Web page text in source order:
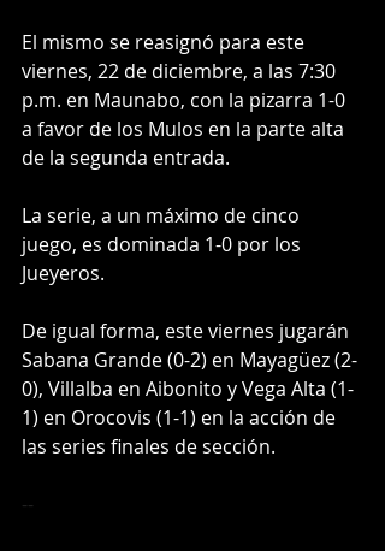
El mismo se reasignó para este
viernes, 22 de diciembre, a las 7:30
p.m. en Maunabo, con la pizarra 1-0
a favor de los Mulos en la parte alta
de la segunda entrada.
La serie, a un máximo de cinco
juego, es dominada 1-0 por los
Jueyeros.
De igual forma, este viernes jugarán
Sabana Grande (0-2) en Mayagüez (2-
0), Villalba en Aibonito y Vega Alta (1-
1) en Orocovis (1-1) en la acción de
las series finales de sección.
--